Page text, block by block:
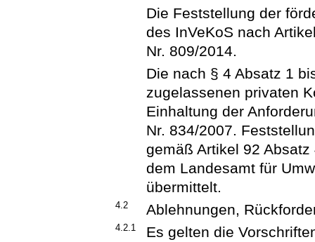
Die Feststellung der
des InVeKoS nach
Nr. 809/2014.
Die nach § 4 Absatz 1
zugelassenen privaten
Einhaltung der
Nr. 834/2007.
gemäß Artikel 92
dem Landesamt für
übermittelt.
4.2 Ablehnungen,
4.2.1
Es gelten die